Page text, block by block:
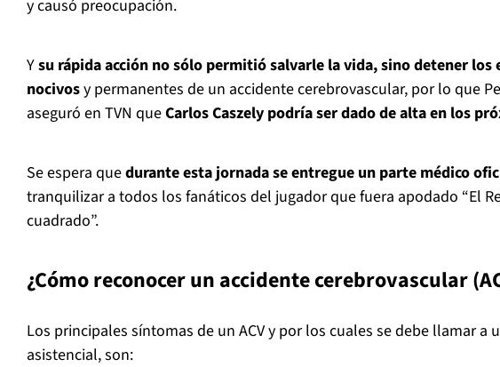
y causó preocupación.
Ysu rápida acción no sólo permitió salvarle la vida, sino detener los
nocivosy permanentes de un accidente cerebrovascular, por lo que
aseguró en TVN queCarlos Caszely podría ser dado de alta en los
Se espera quedurante esta jornada se entregue un parte médico
tranquilizar a todos los fanáticos del jugador que fuera apodado “El
cuadrado”.
¿Cómo reconocer un accidente cerebrovascular
Los principales síntomas de un ACV y por los cuales se debe llamar a
asistencial, son: